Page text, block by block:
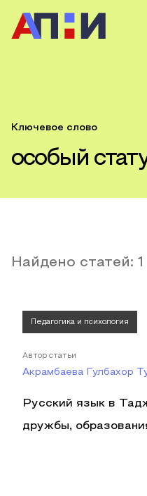
Ключевое слово
особый
Найдено статей: 1
Педагогика и психология
Автор статьи
Акрамбаева Гулбахор
Русский язык в
дружбы,